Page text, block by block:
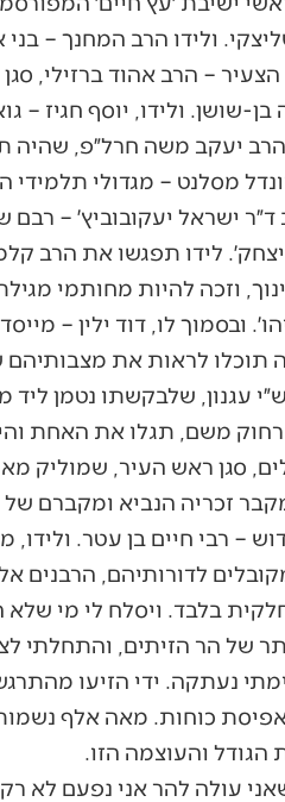
ולידו הרב המחנך –
הצעיר – הרב אהוד ברזילי,
שושן. ולידו, יוסף חגיז –
יעקב משה חרל״פ, שהיה
מסלנט – מגדולי
ד״ר ישראל יעקובוביץ׳ –
לידו תפגשו את הרב
וזכה להיות מחותמי
ובסמוך לו, דוד ילין –
תוכלו לראות את
עגנון, שלבקשתו נטמן ליד
רחוק משם, תגלו את האחת
סגן ראש העיר, שמוליק
זכריה הנביא ומקברם של
– רבי חיים בן עטר.
לדורותיהם, הרבנים
בלבד. ויסלח לי מי
של הר הזיתים, והתחלתי
נעתקה. ידי הזיעו
כוחות. מאה אלף נשמות
הגודל והעוצמה הזו.
עולה להר אני נפעם לא